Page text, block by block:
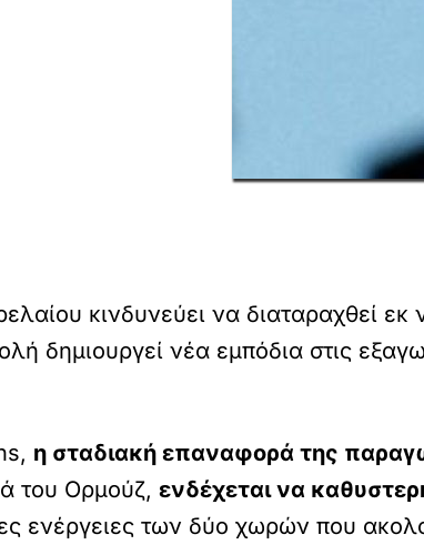
κινδυνεύει να διαταραχθεί
δημιουργεί νέα εμπόδια στις
η σταδιακή επαναφορά της
του Ορμούζ, ενδέχεται να
ενέργειες των δύο χωρών που